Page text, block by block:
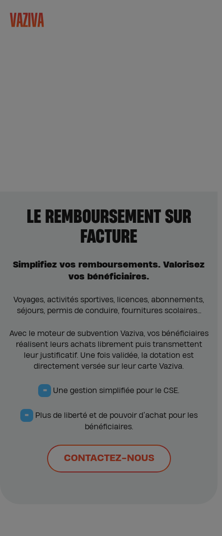
LE REMBOURSEMENT SUR
FACTURE
Simplifiez vos remboursements. Valorisez
vos bénéficiaires.
Voyages, activités sportives, licences, abonnements,
séjours, permis de conduire, fournitures scolaires…
Avec le moteur de subvention Vaziva, vos bénéficiaires
réalisent leurs achats librement puis transmettent
leur justificatif. Une fois validée, la dotation est
directement versée sur leur carte Vaziva.
= Une gestion simplifiée pour le CSE.
=
Plus de liberté et de pouvoir d’achat pour les
bénéficiaires.
CONTACTEZ-NOUS